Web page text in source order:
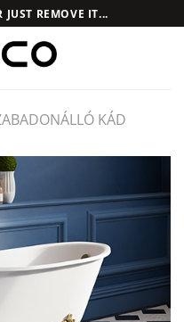
REMOVE IT...
KÁD